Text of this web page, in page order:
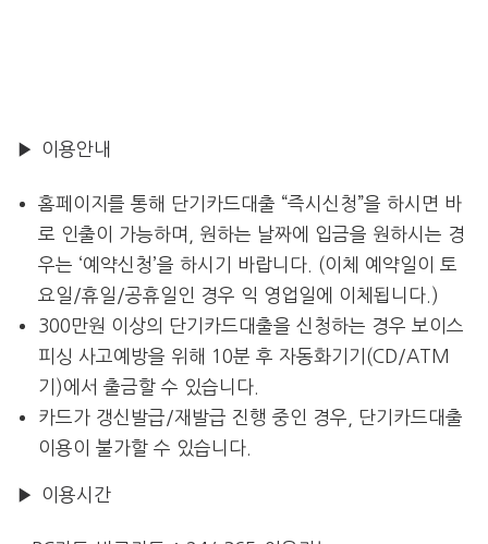
▶ 이용안내
홈페이지를 통해 단기카드대출 “즉시신청”을 하시면 바
로 인출이 가능하며, 원하는 날짜에 입금을 원하시는 경
우는 ‘예약신청’을 하시기 바랍니다. (이체 예약일이 토
요일/휴일/공휴일인 경우 익 영업일에 이체됩니다.)
300만원 이상의 단기카드대출을 신청하는 경우 보이스
피싱 사고예방을 위해 10분 후 자동화기기(CD/ATM
기)에서 출금할 수 있습니다.
카드가 갱신발급/재발급 진행 중인 경우, 단기카드대출
이용이 불가할 수 있습니다.
▶ 이용시간